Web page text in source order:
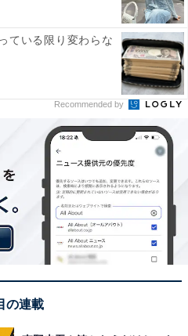
ている限り変わらな
Recommended by
の連載